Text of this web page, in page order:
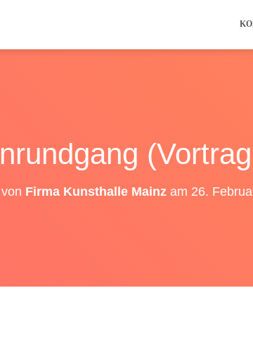
Firma Kunsthalle Mainzam 26.